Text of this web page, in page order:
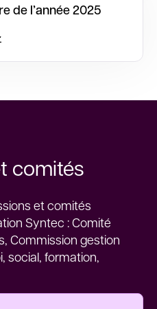
de l’année 2025
comités
et comités
Syntec : Comité
Commission gestion
social, formation,